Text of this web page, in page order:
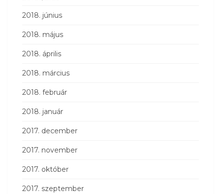
2018. június
2018. május
2018. április
2018. március
2018. február
2018. január
2017. december
2017. november
2017. október
2017. szeptember